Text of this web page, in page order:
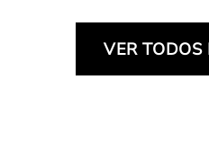
VER TODOS